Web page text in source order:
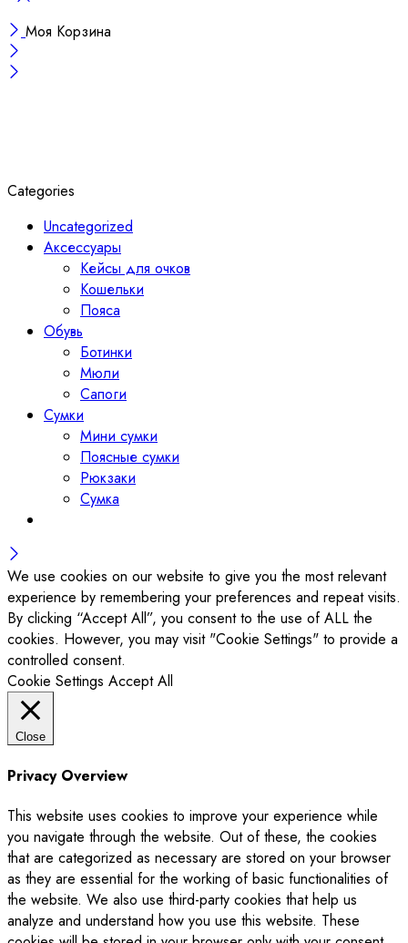
Моя Корзина
Categories
Uncategorized
Аксессуары
Кейсы для очков
Кошельки
Пояса
Обувь
Ботинки
Мюли
Сапоги
Сумки
Мини сумки
Поясные сумки
Рюкзаки
Сумка
We use cookies on our website to give you the most relevant
experience by remembering your preferences and repeat visits.
By clicking “Accept All”, you consent to the use of ALL the
cookies. However, you may visit "Cookie Settings" to provide a
controlled consent.
Cookie Settings Accept All
Close
Privacy Overview
This website uses cookies to improve your experience while
you navigate through the website. Out of these, the cookies
that are categorized as necessary are stored on your browser
as they are essential for the working of basic functionalities of
the website. We also use third-party cookies that help us
analyze and understand how you use this website. These